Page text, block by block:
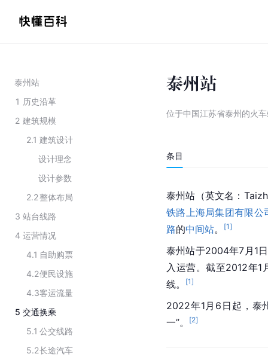
泰州站
1 历史沿革
2 建筑规模
2.1 建筑设计
设计理念
设计参数
2.2整体布局
3 站台线路
4 运营情况
4.1 自助购票
4.2便民设施
4.3客运流量
5 交通换乘
5.1 公交线路
5.2长途汽车
泰州站
位于中国江苏省泰州的火
条目
泰州站（英文名：
铁路上海局集团有限公
路的中间站。 [1]
泰州站于2004年7月1
入运营。截至2012年1
线。
[1]
2022年1月6日起，泰
一”。
[2]